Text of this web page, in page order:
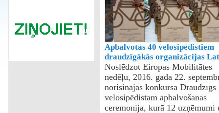
Apbalvotas 40 velosipēdistiem
draudzīgākās organizācijas
Noslēdzot Eiropas Mobilitātes
nedēļu, 2016. gada 22.
norisinājās konkursa Draudzīgs
velosipēdistam apbalvošanas
ceremonija, kurā 12 uzņēmumi